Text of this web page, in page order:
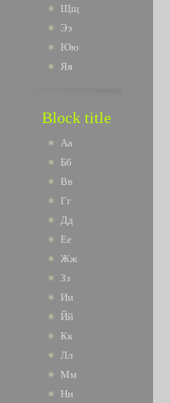
Щщ
Ээ
Юю
Яя
Block title
Аа
Бб
Вв
Гг
Дд
Ее
Жж
Зз
Ии
Йй
Кк
Лл
Мм
Нн